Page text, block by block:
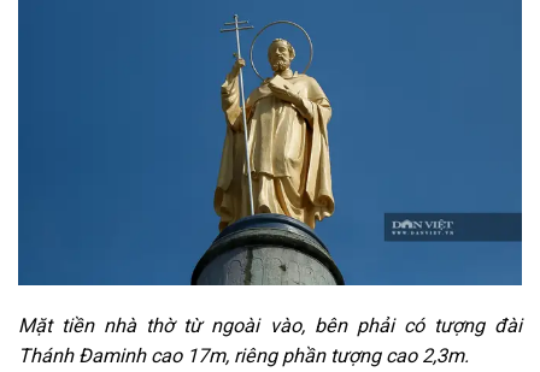
Mặt tiền nhà thờ từ ngoài vào, bên phải có tượng đài
Thánh Đaminh cao 17m, riêng phần tượng cao 2,3m.